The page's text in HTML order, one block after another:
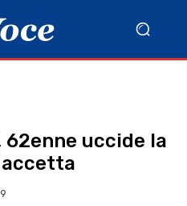
62enne uccide la